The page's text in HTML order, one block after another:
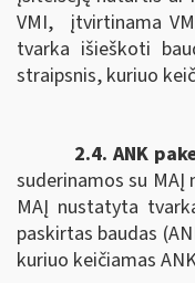
VMI,
įtvirtinama
tvarka išieškoti
straipsnis, kuriuo
2.4. ANK
suderinamos su
MAĮ nustatyta
paskirtas baudas
kuriuo keičiamas